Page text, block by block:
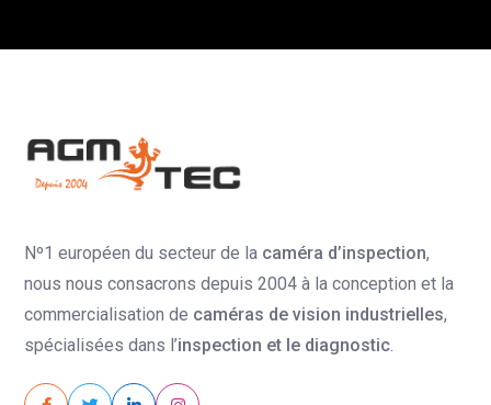
Nº1 européen du secteur de la caméra d’inspection,
nous nous consacrons depuis 2004 à la conception et la
commercialisation de caméras de vision industrielles,
spécialisées dans l’inspection et le diagnostic.